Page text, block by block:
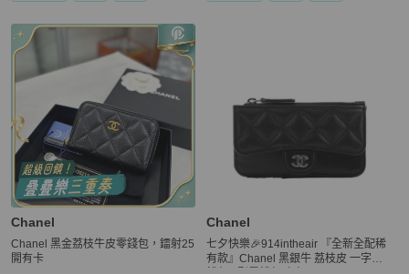
Chanel
Chanel 黑金荔枝牛皮零錢包，鐳射25
開有卡
Chanel
七夕快樂🎉914intheair 『全新全配稀
有款』Chanel 黑銀牛 荔枝皮 一字零